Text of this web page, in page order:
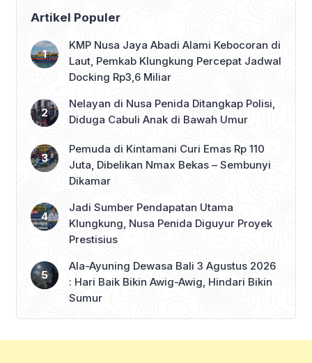
Artikel Populer
KMP Nusa Jaya Abadi Alami Kebocoran di
Laut, Pemkab Klungkung Percepat Jadwal
Docking Rp3,6 Miliar
Nelayan di Nusa Penida Ditangkap Polisi,
Diduga Cabuli Anak di Bawah Umur
Pemuda di Kintamani Curi Emas Rp 110
Juta, Dibelikan Nmax Bekas – Sembunyi
Dikamar
Jadi Sumber Pendapatan Utama
Klungkung, Nusa Penida Diguyur Proyek
Prestisius
Ala-Ayuning Dewasa Bali 3 Agustus 2026
: Hari Baik Bikin Awig-Awig, Hindari Bikin
Sumur